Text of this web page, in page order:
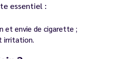
essentiel :
envie de cigarette ;